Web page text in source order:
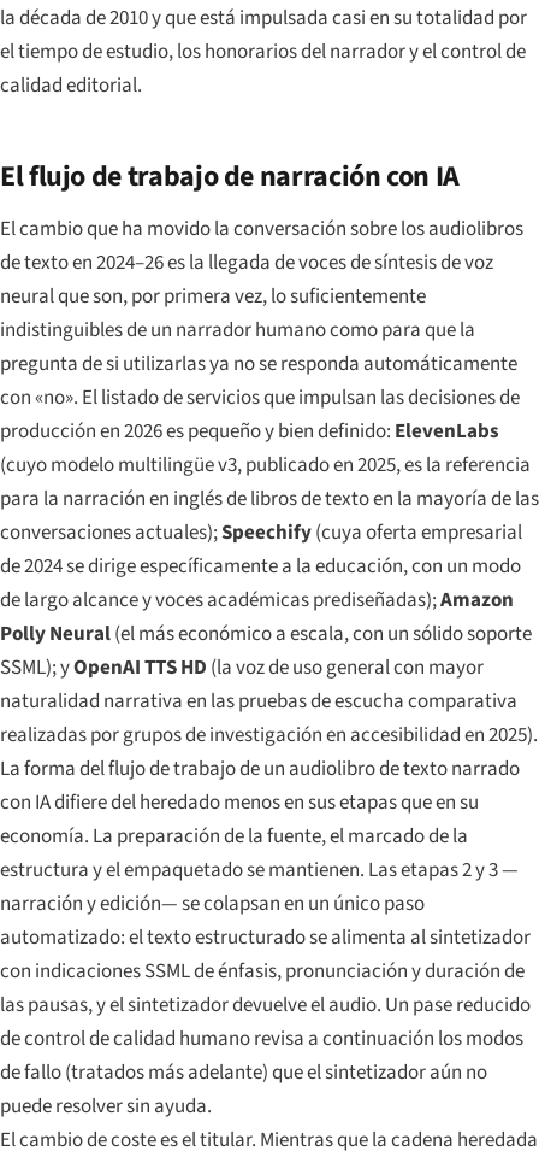
la década de 2010 y que está impulsada casi en su totalidad por
el tiempo de estudio, los honorarios del narrador y el control de
calidad editorial.
El flujo de trabajo de narración con IA
El cambio que ha movido la conversación sobre los audiolibros
de texto en 2024–26 es la llegada de voces de síntesis de voz
neural que son, por primera vez, lo suficientemente
indistinguibles de un narrador humano como para que la
pregunta de si utilizarlas ya no se responda automáticamente
con «no». El listado de servicios que impulsan las decisiones de
producción en 2026 es pequeño y bien definido: ElevenLabs
(cuyo modelo multilingüe v3, publicado en 2025, es la referencia
para la narración en inglés de libros de texto en la mayoría de las
conversaciones actuales);Speechify(cuya oferta empresarial
de 2024 se dirige específicamente a la educación, con un modo
de largo alcance y voces académicas prediseñadas);Amazon
Polly Neural(el más económico a escala, con un sólido soporte
SSML); yOpenAI TTS HD (la voz de uso general con mayor
naturalidad narrativa en las pruebas de escucha comparativa
realizadas por grupos de investigación en accesibilidad en 2025).
La forma del flujo de trabajo de un audiolibro de texto narrado
con IA difiere del heredado menos en sus etapas que en su
economía. La preparación de la fuente, el marcado de la
estructura y el empaquetado se mantienen. Las etapas 2 y 3 —
narración y edición— se colapsan en un único paso
automatizado: el texto estructurado se alimenta al sintetizador
con indicaciones SSML de énfasis, pronunciación y duración de
las pausas, y el sintetizador devuelve el audio. Un pase reducido
de control de calidad humano revisa a continuación los modos
de fallo (tratados más adelante) que el sintetizador aún no
puede resolver sin ayuda.
El cambio de coste es el titular. Mientras que la cadena heredada